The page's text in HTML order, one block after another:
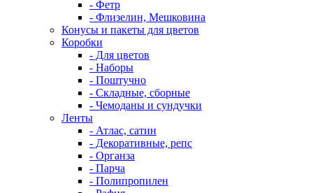
- Фетр
- Флизелин, Мешковина
Конусы и пакеты для цветов
Коробки
- Для цветов
- Наборы
- Поштучно
- Складные, сборные
- Чемоданы и сундучки
Ленты
- Атлас, сатин
- Декоративные, репс
- Органза
- Парча
- Полипропилен